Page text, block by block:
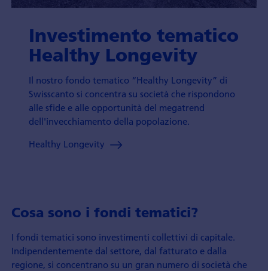
Investimento tematico
Healthy Longevity
Il nostro fondo tematico “Healthy Longevity” di
Swisscanto si concentra su società che rispondono
alle sfide e alle opportunità del megatrend
dell'invecchiamento della popolazione.
Healthy Longevity
Cosa sono i fondi tematici?
I fondi tematici sono investimenti collettivi di capitale.
Indipendentemente dal settore, dal fatturato e dalla
regione, si concentrano su un gran numero di società che